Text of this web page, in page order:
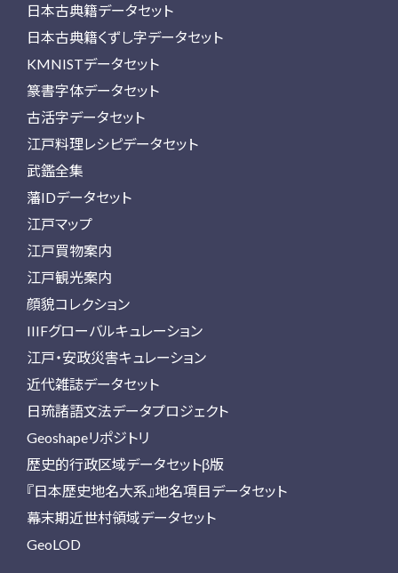
日本古典籍データセット
日本古典籍くずし字データセット
KMNISTデータセット
篆書字体データセット
古活字データセット
江戸料理レシピデータセット
武鑑全集
藩IDデータセット
江戸マップ
江戸買物案内
江戸観光案内
顔貌コレクション
IIIFグローバルキュレーション
江戸・安政災害キュレーション
近代雑誌データセット
日琉諸語文法データプロジェクト
Geoshapeリポジトリ
歴史的行政区域データセットβ版
『日本歴史地名大系』地名項目データセット
幕末期近世村領域データセット
GeoLOD